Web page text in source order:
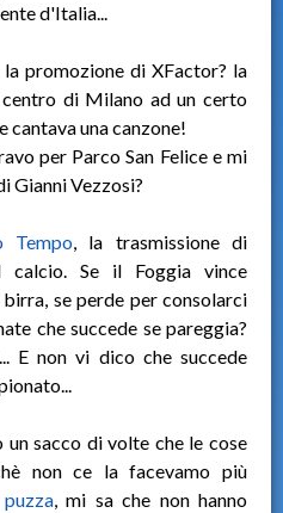
d'Italia...
promozione di XFactor? la
centro di Milano ad un certo
cantava una canzone!
per Parco San Felice e mi
Gianni Vezzosi?
Tempo, la trasmissione di
calcio. Se il Foggia vince
se perde per consolarci
che succede se pareggia?
E non vi dico che succede
un sacco di volte che le cose
non ce la facevamo più
puzza, mi sa che non hanno